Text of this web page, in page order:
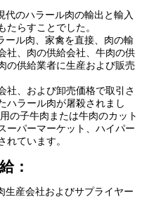
代のハラール肉の輸出と輸入
らすことでした。
ール肉、家禽を直接、肉の輸
社、肉の供給会社、牛肉の供
の供給業者に生産および販売
社、および卸売価格で取引さ
ハラール肉が屠殺されまし
の子牛肉または牛肉のカット
ーパーマーケット、ハイパー
れています。
：
生産会社およびサプライヤー